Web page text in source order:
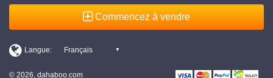
Commencez à vendre
© 2026, dahaboo.com